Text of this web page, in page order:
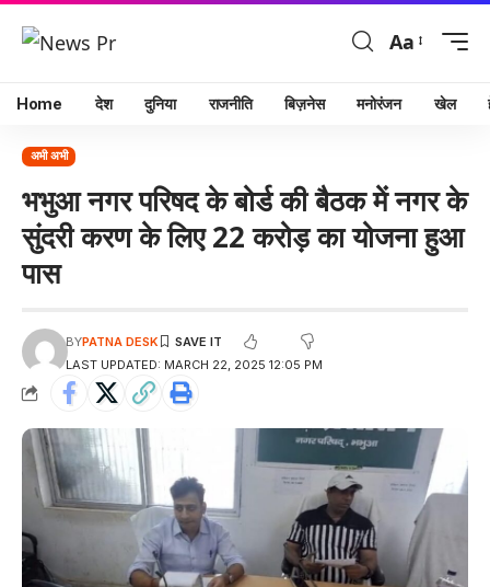
Aa
Home देश दुनिया राजनीति बिज़नेस मनोरंजन खेल
अभी अभी
भभुआ नगर परिषद के बोर्ड की बैठक में नगर के
सुंदरी करण के लिए 22 करोड़ का योजना हुआ
पास
LAST UPDATED: MARCH 22, 2025 12:05 PM
BYPATNA DESK